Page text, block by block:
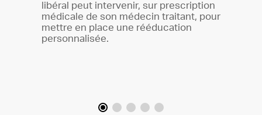
libéral peut intervenir, sur prescription
médicale de son médecin traitant, pour
mettre en place une rééducation
personnalisée.